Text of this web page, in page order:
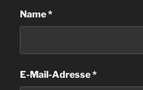
Name*
E-Mail-Adresse*